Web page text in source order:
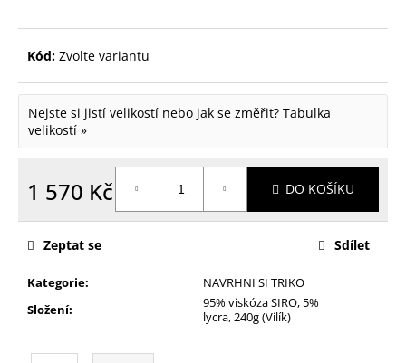
Kód: Zvolte variantu
Nejste si jistí velikostí nebo jak se změřit? Tabulka
velikostí »
1 570 Kč DO KOŠÍKU
Kategorie:
NAVRHNI SI TRIKO
Složení:
95% viskóza SIRO, 5%
lycra, 240g (Vilík)
Zeptat se Sdílet